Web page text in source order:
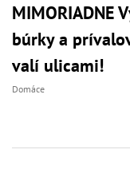
MIMORIADNE
búrky a
valí ulicami!
Domáce